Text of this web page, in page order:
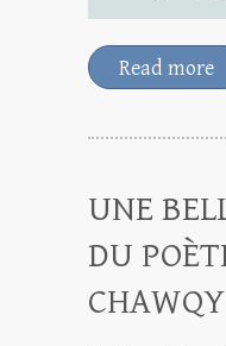
Read more
UNE
DU
CHAWQY